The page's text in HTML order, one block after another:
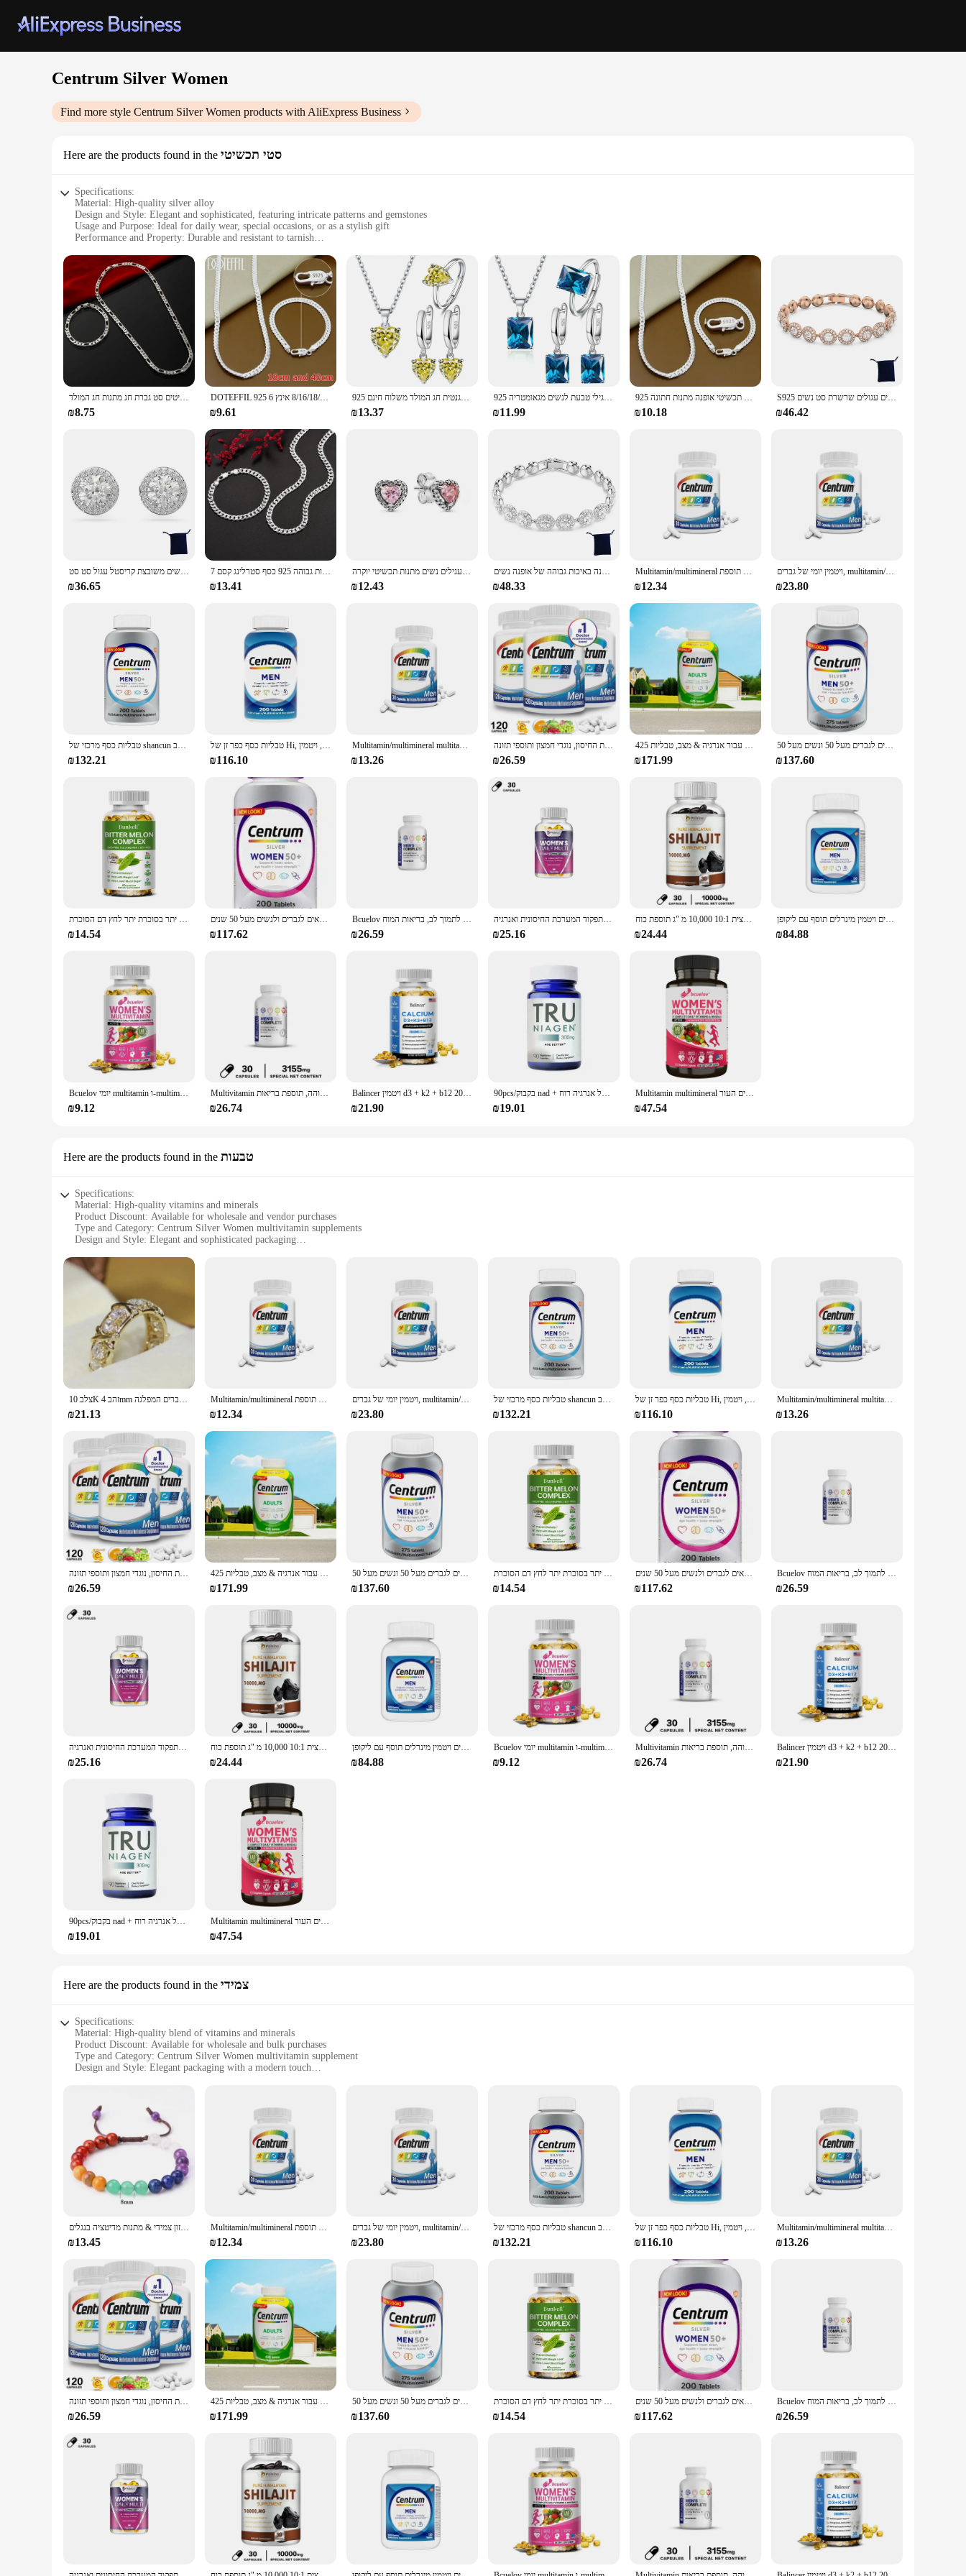
Centrum Silver Women
Find more style Centrum Silver Women products with AliExpress Business
Here are the products found in the סטי תכשיטי
Specifications:
Material: High-quality silver alloy
Design and Style: Elegant and sophisticated, featuring intricate patterns and gemstones
Usage and Purpose: Ideal for daily wear, special occasions, or as a stylish gift
Performance and Property: Durable and resistant to tarnish
Applicable People: Designed specifically for women seeking a touch of luxury
Features:
|Wholesale|Vendors|
**Elegance Redefined**
Crafted from a premium silver alloy, the Centrum Silver Women collection offers a blend of durability and aesthetic appeal. Each piece in this exquisite set is meticulously designed to capture the
essence of timeless elegance, featuring intricate patterns and sparkling gemstones that are sure to turn heads. Whether you're attending a formal event or simply dressing up for a casual outing, these
pieces are versatile enough to complement any outfit.
**Timeless Appeal**
The Centrum Silver Women collection is not just about looks; it's about lasting quality. The silver alloy used ensures that the jewelry remains shiny and tarnish-resistant, allowing you to enjoy its
beauty for years to come. The complete set includes a variety of jewelry pieces, from statement necklaces to delicate bracelets and sparkling earrings, making it an all-in-one solution for your jewelry
needs. This set is not just a collection of pieces; it's a statement of sophistication and style.
Whether you're looking to elevate your everyday look or searching for the perfect gift, the Centrum Silver Women collection is designed to cater to all your jewelry needs. The pieces are lightweight
and comfortable to wear, making them suitable for extended periods. The versatility of the collection allows it to be worn on various occasions, from a casual brunch to a grand wedding. The Centrum
Silver Women collection is a testament to the art of fine jewelry, blending elegance with practicality for the modern woman.
קרפ אצילי קרפ 925 חדש שרשרת 4 מ "מ לגברים נשים צמיד שרשרת תכשיטים סט גברת חג מתנות חג המולד
₪8.75
DOTEFFIL 925 סטרלינג כסף 8/16/18/20/22/24 אינץ 6mm צד שרשרת שרשרת צמיד עבור אישה גברים אופנה חתונה קסם
₪9.61
925 סטרלינג כסף נשים לב זירקון טבעת עגילי שרשרת חתונה כלה אלגנטית חג המולד משלוח חינם
₪13.37
925 תכשיטים אלגנטיות כסף סטרלינג סטים אלגנטיים שרשרת עגילי טבעת לנשים מגאומטריה
₪11.99
925 סטרלינג כסף 2 חלקים שרשרת צד מלא צמיד נשים גברים נשים תכשיטי אופנה מתנות חתונה
₪10.18
S925 עגילי קריסטל עגולים משובצים יהלומים עגולים שרשרת סט נשים
₪46.42
איכות גבוהה שמחה קלאסית של נשים משובצת קריסטל עגול סט סט
₪36.65
חם באיכות גבוהה 925 כסף סטרלינג קסם 7MM שרשרת צמידי neckalces תכשיטי סט לגבר נשים אופנה מסיבת חתונה מתנות
₪13.41
סדרת כסף סטרלינג 925 אהבה נוצצת ורוד מלא תכשיטי יהלומים משובצים שרשרת קסם עגילים נשים מתנות תכשיטי יוקרה
₪12.43
אופנה באיכות גבוהה של אופנה נשים S925 משובץ קריסטל משובץ כסף מדהים על סט סדרה של מלאך
₪48.33
Multitamin/multimineral תוספת multimineral-נוגד חמצון, עצם, חיסון, אנרגיה, חילוף החומרים, תפקוד שריר
₪12.34
ויטמין יומי של גברים, multitamin/multimineral עם ויטמין d3, ויטמין B, נוגדי חמצון, חילוף חומרים, חסינות, אנרגיה, שריר
₪23.80
טבליות כסף מרכזי של shancun במדינות המאוחדות, קפסולות 200/275, 50 גברים ונשים, 50 שנה, ויטמין מורכב
₪132.21
טבליות כסף כפר זן של Hi, קפסולות 200, תוסף תזונה לשמירה על מצב פיזי, ויטמין vc קומפלקס
₪116.10
Multitamin/multimineral multitamin/multimineral multitamin/multitamin
₪13.26
תוספי מזון ומינרלים, תמיכה באנרגיה, מסת שריר, מערכת החיסון, נוגדי חמצון ותוספי תזונה
₪26.59
תוסף תזונה למבוגרים צנטרום עבור אנרגיה & מצב, טבליות 425
₪171.99
מולטי-ויטמינים 275, מולטי-ויטמינים, מולטי ויטמינים, טבליות מולטי ויטמינים מתאימים לגברים מעל 50 ונשים מעל 50.
₪137.60
קפסולות מלון מריר מייצב את הסוכר בדם תומך יתר בסוכרת יתר לחץ דם הסוכרת
₪14.54
רב-ויטמינים, רב-מינרליים ותוספי טבליות כסף רב-ויטמין מתאים לגברים ולנשים מעל 50 שנים.
₪117.62
Bcuelov גברים 50 + מלא כמוסות מולטי-120 כדי לתמוך לב, בריאות המוח
₪26.59
קפסולות מולטי נשים מכילות תערובת מושלמת של ביוטין, סידן ואבץ כדי לתמוך בתפקוד המערכת החיסונית ואנרגיה
₪25.16
קפסולות שרף שילאיג 'ט אמיתי טהור שילאיג' ט חומצה פולבית 20%-תמצית 10:1 10,000 מ "ג תוספת כוח
₪24.44
כמוסות 120 כמוסות 120 כמוסות, ויטמין במינרלים של גברים ויטמין מינרלים תוסף עם ליקופן
₪84.88
Bcuelov יומי multitamin ו-multimineral תוספת עבור שיער העור בריאות אנרגיה תמיכה חיסונית
₪9.12
Multivitamin לגברים מעל גיל 50, נוסחה טבעית באיכות גבוהה, תוספת בריאות
₪26.74
Balincer ויטמין d3 + k2 + b12 2000 מ "ג עבור עצם, תמיכה חיסונית וסידן, 120 קפסולות שאינו gmo
₪21.90
90pcs/בקבוק nad + המאיץ ניקוטינאמיד תוספת עזר אנטי אייג 'ינג מתאים לאנשים מעל 50 לשמור על אנרגיה רוח
₪19.01
Multitamin multimineral נשים-תוסף רב-מגנזיום ביוטין סידן אבץ-תומך במפרקים העור
₪47.54
Here are the products found in the טבעות
Specifications:
Material: High-quality vitamins and minerals
Product Discount: Available for wholesale and vendor purchases
Type and Category: Centrum Silver Women multivitamin supplements
Design and Style: Elegant and sophisticated packaging
Typical Adaptive Scenario: Daily use to maintain optimal health and well-being
Shape or Size or Weight or Quantity: Comes in convenient sets for sale
Features:
**Optimal Health and Well-Being**
Centrum Silver Women multivitamin supplements are crafted with a comprehensive blend of essential vitamins and minerals, tailored specifically for the needs of women over 50. These supplements
are designed to support healthy aging by providing the nutrients required to maintain vitality and well-being. The formulation includes vitamins A, C, D, E, and K, as well as essential minerals such as
calcium, magnesium, and zinc, ensuring a balanced intake of nutrients for overall health.
**Ease of Use and Convenience**
The Centrum Silver Women multivitamin sets are thoughtfully packaged for ease of use and convenience. Each set is designed to last for a month, making it an ideal choice for those who value
consistency in their daily health regimen. The elegant and sophisticated packaging not only adds to the product's appeal but also ensures that the supplements remain fresh and potent until the last
tablet. Whether you're looking to maintain your health or support your loved ones, these sets are available for wholesale and vendor purchases, making them accessible for a wide range of users.
Centrum Silver Women multivitamin supplements are not just about the product; they are about the support provided to vendors and suppliers. As a reliable source for these sets, you can expect
competitive pricing and consistent availability, ensuring that your customers receive the highest quality products. With our commitment to customer satisfaction, we aim to be your go-to partner for all
your health and wellness needs. Join us in empowering women to age gracefully and confidently with Centrum Silver Women multivitamin supplements.
צלב 10K זהב 4mm מעבדה יהלומי טבעת 925 כסף סטרלינג אירוסין נישואים טבעות לנשים גברים המפלגה dropshipping תכשיטים
₪21.13
Multitamin/multimineral תוספת multimineral-נוגד חמצון, עצם, חיסון, אנרגיה, חילוף החומרים, תפקוד שריר
₪12.34
ויטמין יומי של גברים, multitamin/multimineral עם ויטמין d3, ויטמין B, נוגדי חמצון, חילוף חומרים, חסינות, אנרגיה, שריר
₪23.80
טבליות כסף מרכזי של shancun במדינות המאוחדות, קפסולות 200/275, 50 גברים ונשים, 50 שנה, ויטמין מורכב
₪132.21
טבליות כסף כפר זן של Hi, קפסולות 200, תוסף תזונה לשמירה על מצב פיזי, ויטמין vc קומפלקס
₪116.10
Multitamin/multimineral multitamin/multimineral multitamin/multitamin
₪13.26
תוספי מזון ומינרלים, תמיכה באנרגיה, מסת שריר, מערכת החיסון, נוגדי חמצון ותוספי תזונה
₪26.59
תוסף תזונה למבוגרים צנטרום עבור אנרגיה & מצב, טבליות 425
₪171.99
מולטי-ויטמינים 275, מולטי-ויטמינים, מולטי ויטמינים, טבליות מולטי ויטמינים מתאימים לגברים מעל 50 ונשים מעל 50.
₪137.60
קפסולות מלון מריר מייצב את הסוכר בדם תומך יתר בסוכרת יתר לחץ דם הסוכרת
₪14.54
רב-ויטמינים, רב-מינרליים ותוספי טבליות כסף רב-ויטמין מתאים לגברים ולנשים מעל 50 שנים.
₪117.62
Bcuelov גברים 50 + מלא כמוסות מולטי-120 כדי לתמוך לב, בריאות המוח
₪26.59
קפסולות מולטי נשים מכילות תערובת מושלמת של ביוטין, סידן ואבץ כדי לתמוך בתפקוד המערכת החיסונית ואנרגיה
₪25.16
קפסולות שרף שילאיג 'ט אמיתי טהור שילאיג' ט חומצה פולבית 20%-תמצית 10:1 10,000 מ "ג תוספת כוח
₪24.44
כמוסות 120 כמוסות 120 כמוסות, ויטמין במינרלים של גברים ויטמין מינרלים תוסף עם ליקופן
₪84.88
Bcuelov יומי multitamin ו-multimineral תוספת עבור שיער העור בריאות אנרגיה תמיכה חיסונית
₪9.12
Multivitamin לגברים מעל גיל 50, נוסחה טבעית באיכות גבוהה, תוספת בריאות
₪26.74
Balincer ויטמין d3 + k2 + b12 2000 מ "ג עבור עצם, תמיכה חיסונית וסידן, 120 קפסולות שאינו gmo
₪21.90
90pcs/בקבוק nad + המאיץ ניקוטינאמיד תוספת עזר אנטי אייג 'ינג מתאים לאנשים מעל 50 לשמור על אנרגיה רוח
₪19.01
Multitamin multimineral נשים-תוסף רב-מגנזיום ביוטין סידן אבץ-תומך במפרקים העור
₪47.54
Here are the products found in the צמידי
Specifications:
Material: High-quality blend of vitamins and minerals
Product Discount: Available for wholesale and bulk purchases
Type and Category: Centrum Silver Women multivitamin supplement
Design and Style: Elegant packaging with a modern touch
Features:
|Vendors|
**Comprehensive Nutrition for Women**
Centrum Silver Women is a comprehensive multivitamin formulated specifically for the unique needs of women aged 50 and above. This product is designed to address the nutritional gaps that can
occur as we age, ensuring that you receive the essential vitamins and minerals your body needs to maintain optimal health. The high-quality blend of vitamins and minerals, including vitamin D,
calcium, and antioxidants, supports bone health, heart health, and immune function.
With Centrum Silver Women, convenience meets value. The packaging is not only visually appealing but also practical, making it easy to carry and store. Each bottle contains 60 tablets, providing a
30-day supply for daily use. Whether you're on the go or at home, Centrum Silver Women is designed to fit seamlessly into your daily routine. Plus, the wholesale and bulk purchase options make it
**For the Active Woman**
Centrum Silver Women is tailored for the active woman who values both her health and her lifestyle. The modern design and elegant packaging make it an attractive addition to any bathroom counter
or purse. The tablets are easy to swallow, ensuring that you can maintain your daily routine without any hassle. Centrum Silver Women is the perfect companion for the woman who is always on the
move, providing the essential nutrients needed to support her active lifestyle.
בעבודת יד 7 צ 'אקרה צמיד אבן טבעית קלועה יוגה רייקי ריפוי איזון צמידי & מתנות מדיטציה בנגלים
₪13.45
Multitamin/multimineral תוספת multimineral-נוגד חמצון, עצם, חיסון, אנרגיה, חילוף החומרים, תפקוד שריר
₪12.34
ויטמין יומי של גברים, multitamin/multimineral עם ויטמין d3, ויטמין B, נוגדי חמצון, חילוף חומרים, חסינות, אנרגיה, שריר
₪23.80
טבליות כסף מרכזי של shancun במדינות המאוחדות, קפסולות 200/275, 50 גברים ונשים, 50 שנה, ויטמין מורכב
₪132.21
טבליות כסף כפר זן של Hi, קפסולות 200, תוסף תזונה לשמירה על מצב פיזי, ויטמין vc קומפלקס
₪116.10
Multitamin/multimineral multitamin/multimineral multitamin/multitamin
₪13.26
תוספי מזון ומינרלים, תמיכה באנרגיה, מסת שריר, מערכת החיסון, נוגדי חמצון ותוספי תזונה
₪26.59
תוסף תזונה למבוגרים צנטרום עבור אנרגיה & מצב, טבליות 425
₪171.99
מולטי-ויטמינים 275, מולטי-ויטמינים, מולטי ויטמינים, טבליות מולטי ויטמינים מתאימים לגברים מעל 50 ונשים מעל 50.
₪137.60
קפסולות מלון מריר מייצב את הסוכר בדם תומך יתר בסוכרת יתר לחץ דם הסוכרת
₪14.54
רב-ויטמינים, רב-מינרליים ותוספי טבליות כסף רב-ויטמין מתאים לגברים ולנשים מעל 50 שנים.
₪117.62
Bcuelov גברים 50 + מלא כמוסות מולטי-120 כדי לתמוך לב, בריאות המוח
₪26.59